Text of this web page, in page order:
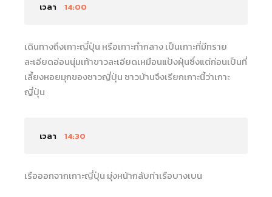
เวลา 14:00
เดินทางถึงเกาะญี่ปุ่น หรือเกาะกำกลาง เป็นเกาะที่มีทราย
ละเอียดอ่อนนุ่มเท้าขาวละเอียดเหมือนแป้งฝุ่นซึ่งแต่ก่อนเป็นที่
เลี้ยงหอยมุกของชาวญี่ปุ่น ชาวบ้านจึงเรียกเกาะนี้ว่าเกาะ
ญี่ปุ่น
เวลา 14:30
เรือออกจากเกาะญี่ปุ่น มุ่งหน้ากลับท่าเรือบางเบน